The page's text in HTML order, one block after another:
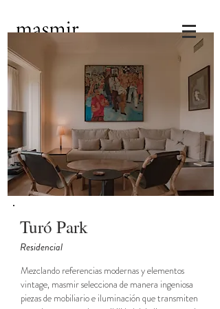
Turó Park
Residencial
Mezclando referencias modernas y elementos
vintage, masmir selecciona de manera ingeniosa
piezas de mobiliario e iluminación que transmiten